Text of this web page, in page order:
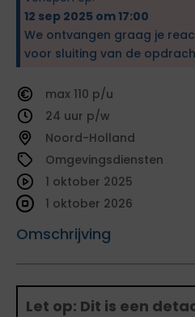
12 sep 2025 om 17:00
We ontvangen graag je
voor sluiting van de
110
24
Noord-Holland
Omgevingsdiensten
Omschrijving
1 oktober 2025
1 oktober 2026
Let op: Dit is een